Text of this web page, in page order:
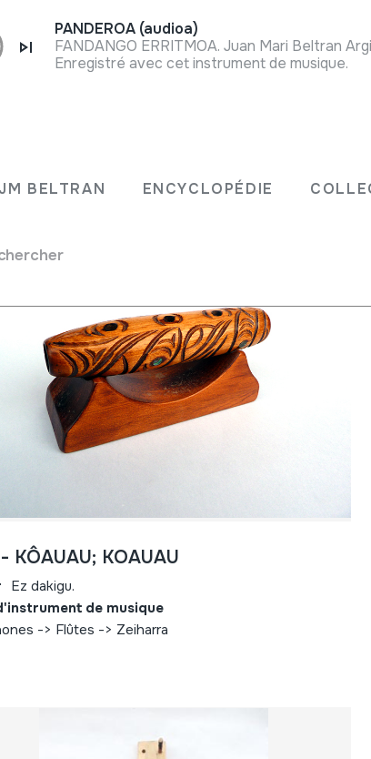
BELTRAN ENCYCLOPÉDIE
PANDEROA (audioa)
FANDANGO ERRITMOA. Juan Mari Beltran
Enregistré avec cet instrument de musique.
KÔAUAU; KOAUAU
Ez dakigu.
de musique
-> Flûtes -> Zeiharra